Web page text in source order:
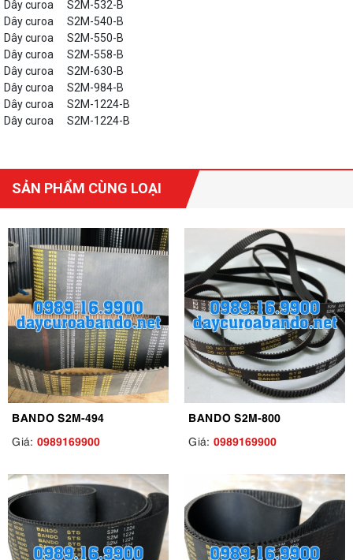
Dây curoa
S2M-532-B
Dây curoa
S2M-540-B
Dây curoa
S2M-550-B
Dây curoa
S2M-558-B
Dây curoa
S2M-630-B
Dây curoa
S2M-984-B
Dây curoa
S2M-1224-B
Dây curoa
S2M-1224-B
SẢN PHẨM CÙNG LOẠI
BANDO S2M-494
Giá: 0989169900
BANDO S2M-800
Giá: 0989169900